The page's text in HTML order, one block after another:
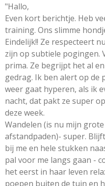
"Hallo,
Even kort berichtje. Heb
training. Ons slimme
Eindelijk!! Ze respecteert
zijn op subtiele pogingen.
prima. Ze begrijpt het al
gedrag. Ik ben alert op de
weer gaat hyperen, als ik
nacht, dat pakt ze super
deze week.
Wandelen (is nu mijn
afstandpaden)- super.
bij me en hele stukken
pal voor me langs gaan -
het eerst in haar leven
poepen buiten de tuin en